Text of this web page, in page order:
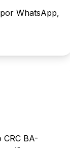
WhatsApp,
BA-